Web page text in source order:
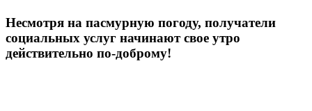
Несмотря на пасмурную погоду, получатели
социальных услуг начинают свое утро
действительно по-доброму!